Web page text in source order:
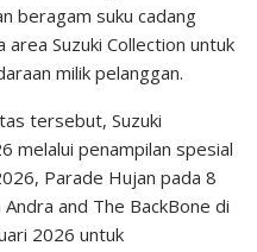
beragam suku cadang
Suzuki Collection untuk
milik pelanggan.
tersebut, Suzuki
melalui penampilan spesial
Parade Hujan pada 8
and The BackBone di
2026 untuk